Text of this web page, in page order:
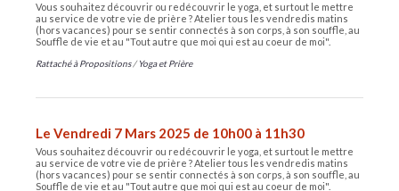
Vous souhaitez découvrir ou redécouvrir le yoga, et surtout le mettre
au service de votre vie de prière ? Atelier tous les vendredis matins
(hors vacances) pour se sentir connectés à son corps, à son souffle, au
Souffle de vie et au "Tout autre que moi qui est au coeur de moi".
Rattaché à Propositions /Yoga et Prière
Le Vendredi 7 Mars 2025 de 10h00 à 11h30
Vous souhaitez découvrir ou redécouvrir le yoga, et surtout le mettre
au service de votre vie de prière ? Atelier tous les vendredis matins
(hors vacances) pour se sentir connectés à son corps, à son souffle, au
Souffle de vie et au "Tout autre que moi qui est au coeur de moi".